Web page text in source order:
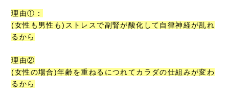
理由①：
(女性も男性も)ストレスで副腎が酸化して自律神経が乱れ
るから
理由②
(女性の場合)年齢を重ねるにつれてカラダの仕組みが変わ
るから